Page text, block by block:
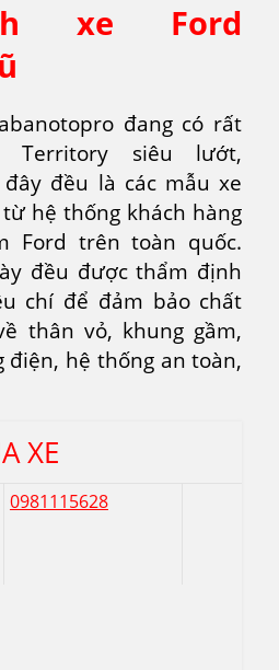
xe Ford
đang có rất
siêu lướt,
đều là các mẫu xe
hệ thống khách hàng
Ford trên toàn quốc.
đều được thẩm định
chí để đảm bảo chất
thân vỏ, khung gầm,
điện, hệ thống an toàn,
XE
0981115628